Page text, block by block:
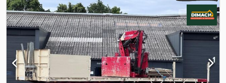
değişimden sonra kullanılmadı. Teslimata hazır. Notlar: AB onaylı
değildir, maliyetler dikkate alınmalıdır. Ağır pas Tuf: Hayır
Chodpozqpiaofx Akrja AB onayı geçerlilik tarihi: 25.11.2021 Boş
ağırlık: 11.750 Taşıma kapasitesi: 36.250 Genişlik: 255 Uzunluk: 1374
Model: Çekilebilir Jumbosemi = Daha fazla bilgi = Daha fazla bilgi
için ATS Norway ile iletişime geçiniz.